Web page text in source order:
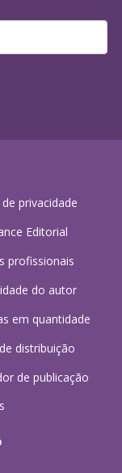
privacidade
Editorial
profissionais
do autor
em quantidade
distribuição
de publicação